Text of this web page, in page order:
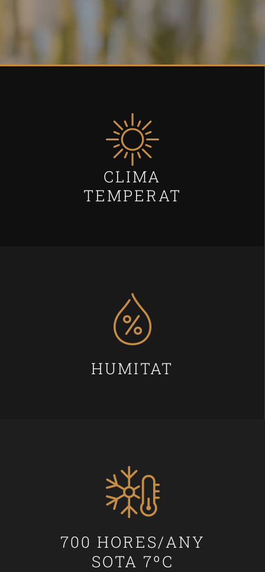
CLIMA
TEMPERAT
HUMITAT
700 HORES/ANY
SOTA 7ºC